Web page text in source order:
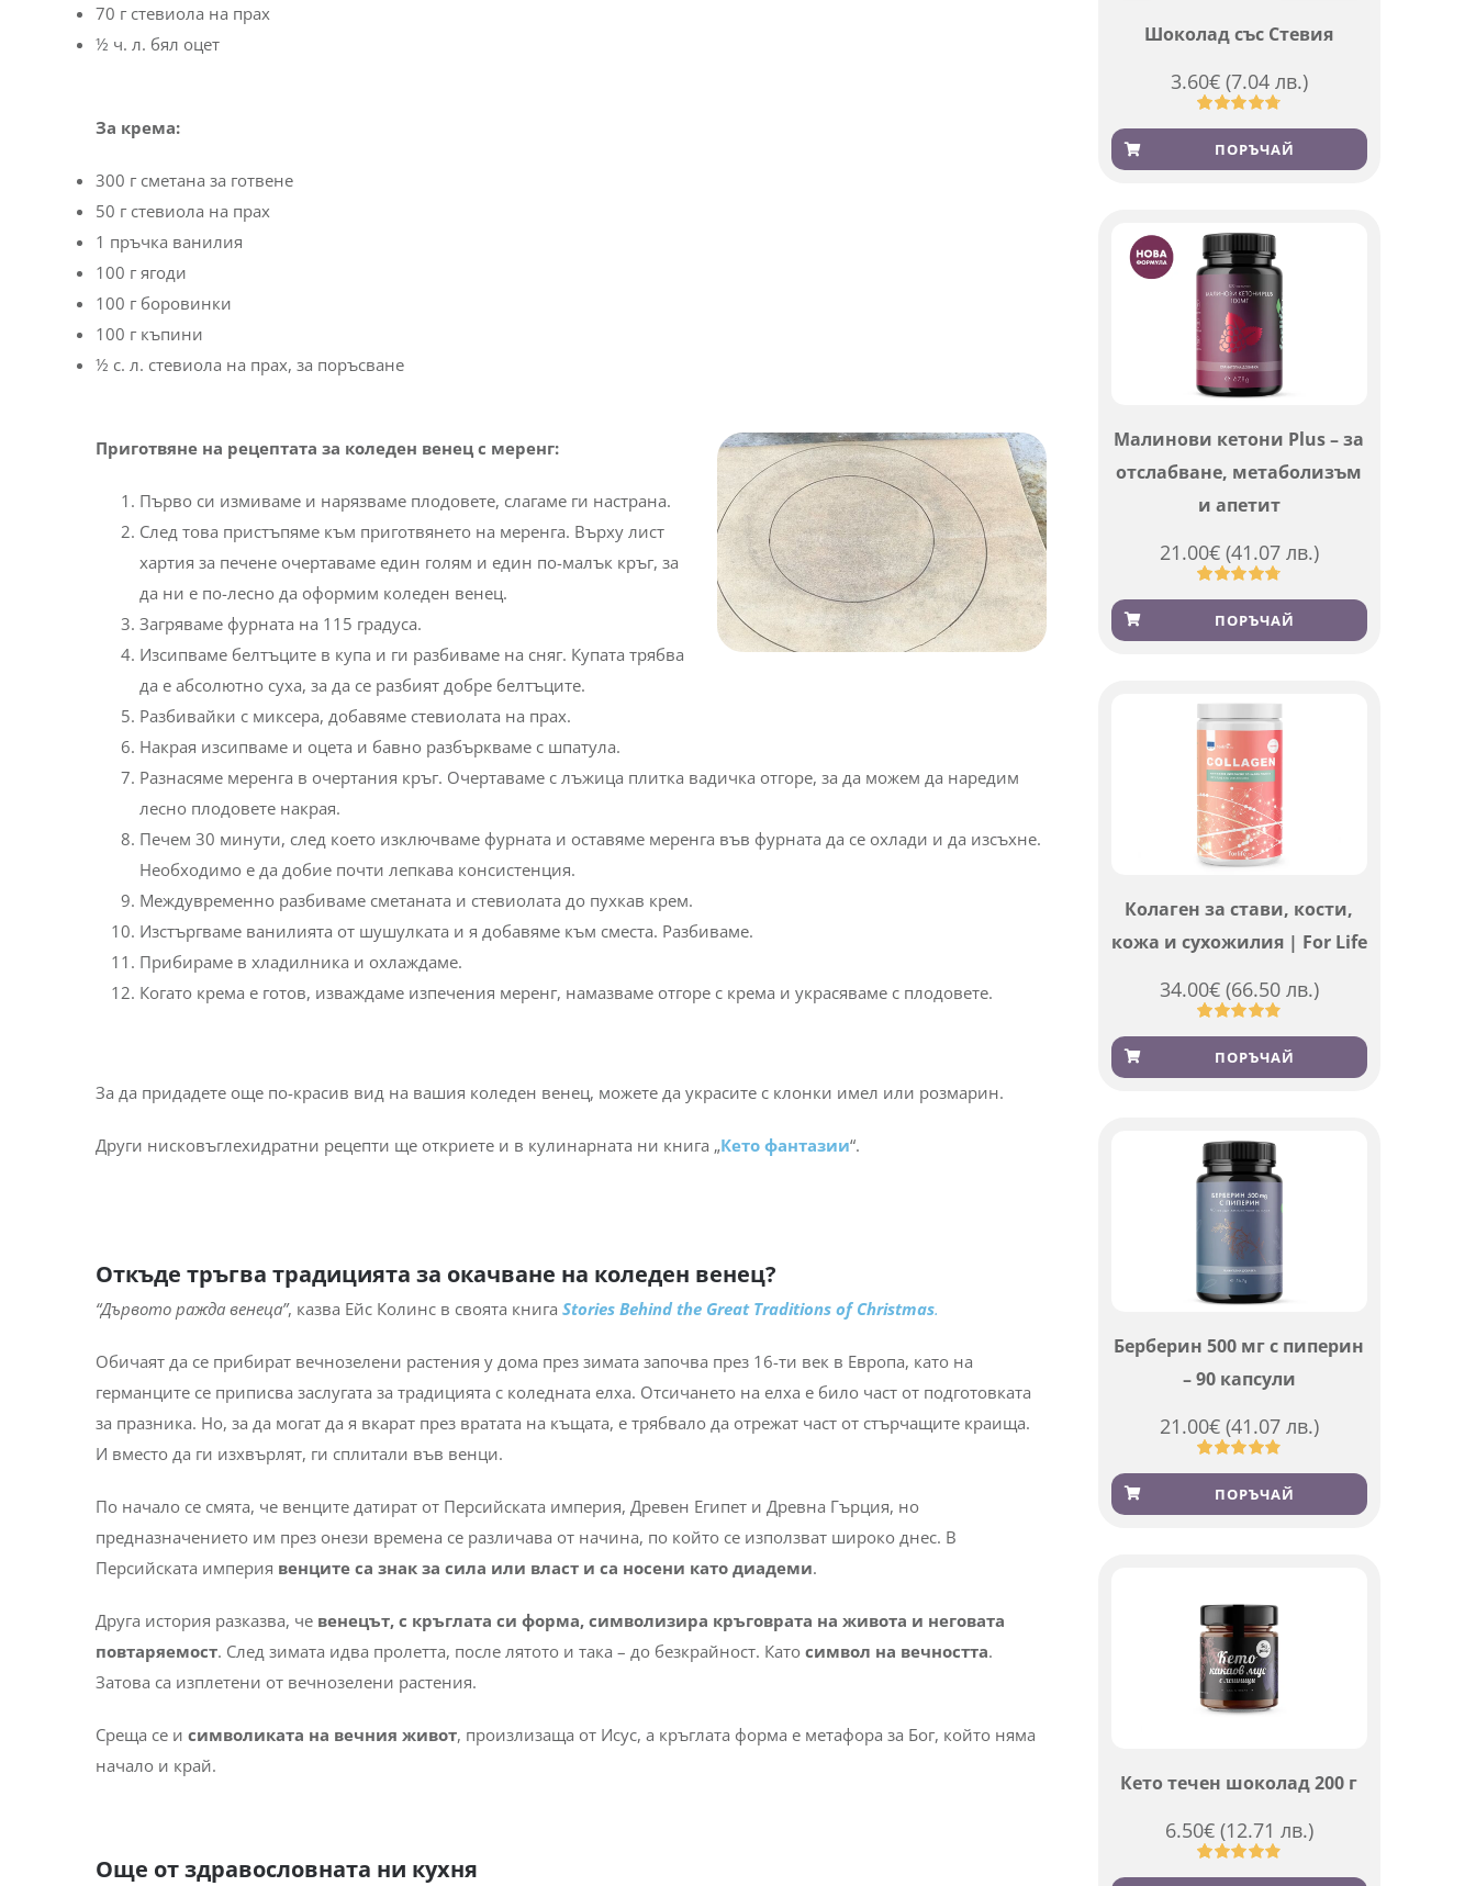
70 г стевиола на прах
½ ч. л. бял оцет
За крема:
300 г сметана за готвене
50 г стевиола на прах
1 пръчка ванилия
100 г ягоди
100 г боровинки
100 г къпини
½ с. л. стевиола на прах, за поръсване
Приготвяне на рецептата за коледен венец с меренг:
Първо си измиваме и нарязваме плодовете, слагаме ги настрана.
След това пристъпяме към приготвянето на меренга. Върху лист
хартия за печене очертаваме един голям и един по-малък кръг, за
да ни е по-лесно да оформим коледeн венец.
Загряваме фурната на 115 градуса.
Изсипваме белтъците в купа и ги разбиваме на сняг. Купата трябва
да е абсолютно суха, за да се разбият добре белтъците.
Разбивайки с миксера, добавяме стевиолата на прах.
Накрая изсипваме и оцета и бавно разбъркваме с шпатула.
Разнасяме меренга в очертания кръг. Очертаваме с лъжица плитка вадичка отгоре, за да можем да наредим
лесно плодовете накрая.
Печем 30 минути, след което изключваме фурната и оставяме меренга във фурната да се охлади и да изсъхне.
Необходимо е да добие почти лепкава консистенция.
Междувременно разбиваме сметаната и стевиолата до пухкав крем.
Изстъргваме ванилията от шушулката и я добавяме към сместа. Разбиваме.
Прибираме в хладилника и охлаждаме.
Когато крема е готов, изваждаме изпечения меренг, намазваме отгоре с крема и украсяваме с плодовете.
За да придадете още по-красив вид на вашия коледен венец, можете да украсите с клонки имел или розмарин.
Други нисковъглехидратни рецепти ще откриете и в кулинарната ни книга „Кето фантазии“.
Откъде тръгва традицията за окачване на коледен венец?
“Дървото ражда венеца”, казва Ейс Колинс в своята книга Stories Behind the Great Traditions of Christmas.
Обичаят да се прибират вечнозелени растения у дома през зимата започва през 16-ти век в Европа, като на
германците се приписва заслугата за традицията с коледната елха. Отсичането на елха е било част от подготовката
за празника. Но, за да могат да я вкарат през вратата на къщата, е трябвало да отрежат част от стърчащите краища.
И вместо да ги изхвърлят, ги сплитали във венци.
По начало се смята, че венците датират от Персийската империя, Древен Египет и Древна Гърция, но
предназначението им през онези времена се различава от начина, по който се използват широко днес. В
Персийската империя венците са знак за сила или власт и са носени като диадеми.
Друга история разказва, че венецът, с кръглата си форма, символизира кръговрата на живота и неговата
повтаряемост. След зимата идва пролетта, после лятото и така – до безкрайност. Като символ на вечността.
Затова са изплетени от вечнозелени растения.
Среща се и символиката на вечния живот, произлизаща от Исус, а кръглата форма е метафора за Бог, който няма
начало и край.
Още от здравословната ни кухня
Шоколад със Стевия
3.60€ (7.04 лв.)
Оценен
4.79от 5,
185
ПОРЪЧАЙ
Малинови кетони Plus – за
отслабване, метаболизъм
и апетит
21.00€ (41.07 лв.)
Оценен
4.76от 5,
базирано
819
ПОРЪЧАЙ
Колаген за стави, кости,
кожа и сухожилия | For Life
34.00€ (66.50 лв.)
Оценен
4.83от 5,
базирано
923
ПОРЪЧАЙ
Берберин 500 мг с пиперин
– 90 капсули
21.00€ (41.07 лв.)
Оценен
4.84от 5,
базирано
369
ПОРЪЧАЙ
Кето течен шоколад 200 г
6.50€ (12.71 лв.)
Оценен
501